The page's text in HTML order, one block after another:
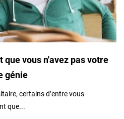
vous n'avez pas votre
génie
certains d’entre vous
que...